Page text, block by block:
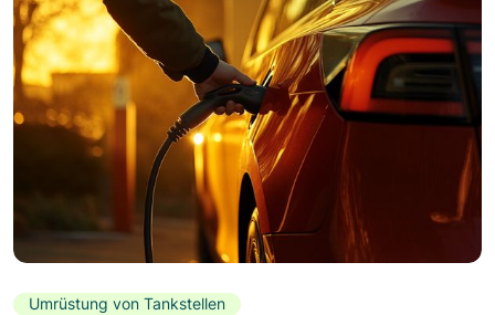
Umrüstung von Tankstellen